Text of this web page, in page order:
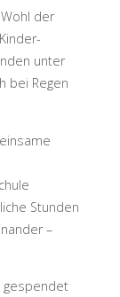
der
unter
bei Regen
Stunden
–
gespendet